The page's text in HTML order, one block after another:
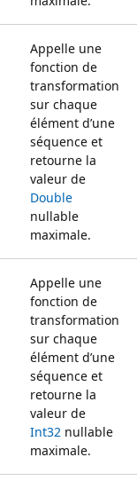
Appelle une
fonction de
transformation
sur chaque
élément d’une
séquence et
retourne la
valeur de
Double
nullable
maximale.
Appelle une
fonction de
transformation
sur chaque
élément d’une
séquence et
retourne la
valeur de
Int32 nullable
maximale.